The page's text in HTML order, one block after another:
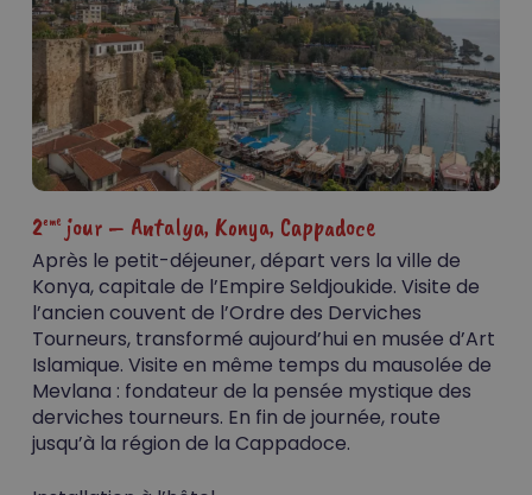
2emejour – Antalya, Konya, Cappadoce
Après le petit-déjeuner, départ vers la ville de
Konya, capitale de l’Empire Seldjoukide. Visite de
l’ancien couvent de l’Ordre des Derviches
Tourneurs, transformé aujourd’hui en musée d’Art
Islamique. Visite en même temps du mausolée de
Mevlana : fondateur de la pensée mystique des
derviches tourneurs. En fin de journée, route
jusqu’à la région de la Cappadoce.